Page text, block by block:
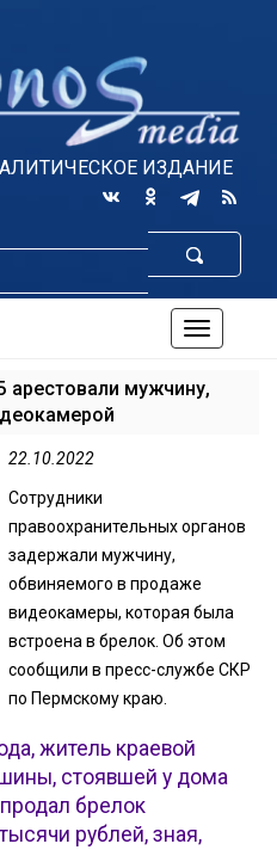
ИЗДАНИЕ
по
мужчину,
22.10.2022
Сотрудники
правоохранительных органов
задержали мужчину,
обвиняемого в продаже
видеокамеры, которая была
встроена в брелок. Об этом
сообщили в пресс-службе СКР
по Пермскому краю.
житель краевой
стоявшей у дома
брелок
рублей, зная,